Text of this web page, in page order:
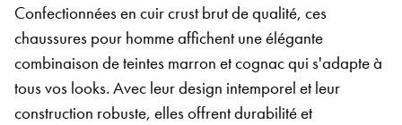
Confectionnées en cuir crust brut de qualité, ces
chaussures pour homme affichent une élégante
combinaison de teintes marron et cognac qui s'adapte à
tous vos looks. Avec leur design intemporel et leur
construction robuste, elles offrent durabilité et